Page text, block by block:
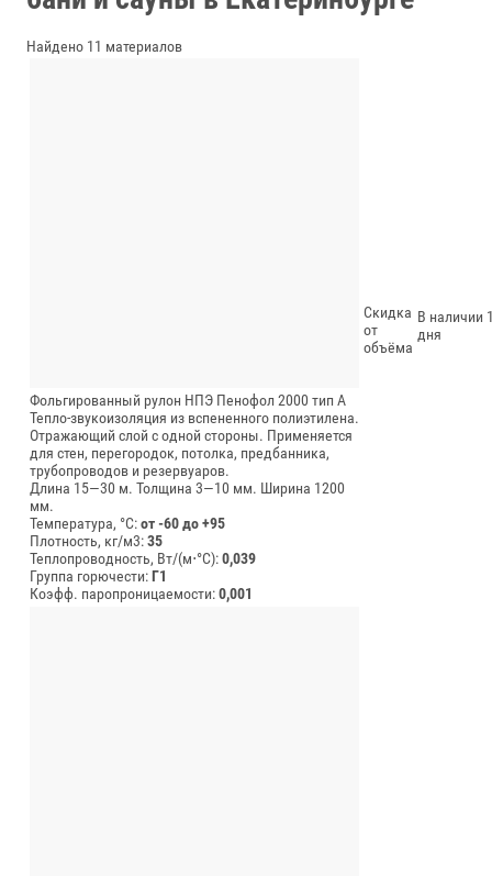
Найдено 11 материалов
Фольгированный рулон НПЭ Пенофол 2000 тип А
Тепло-звукоизоляция из вспененного полиэтилена.
Отражающий слой с одной стороны. Применяется
для стен, перегородок, потолка, предбанника,
трубопроводов и резервуаров.
Длина 15—30 м. Толщина 3—10 мм. Ширина 1200
мм.
Температура, °C:от -60 до +95
Плотность, кг/м3:35
Теплопроводность, Вт/(м⋅°С):0,039
Группа горючести:Г1
Коэфф. паропроницаемости:0,001
Скидка
от
объёма
В наличии
дня